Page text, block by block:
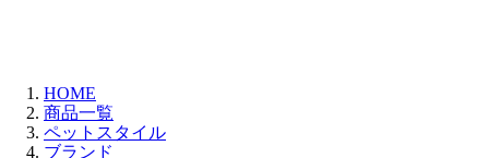
HOME
商品一覧
ペットスタイル
ブランド